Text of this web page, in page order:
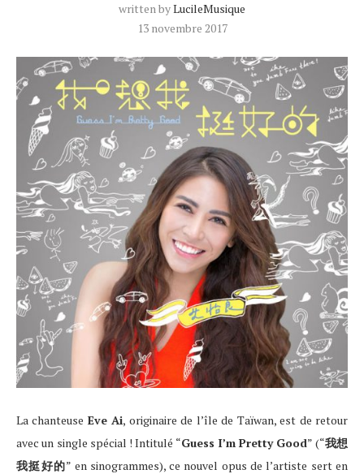
written byLucileMusique
13 novembre 2017
La chanteuse Eve Ai, originaire de l’île de Taïwan, est de retour
avec un single spécial ! Intitulé “Guess I’m Pretty Good” (“我想
我挺好的” en sinogrammes), ce nouvel opus de l’artiste sert en